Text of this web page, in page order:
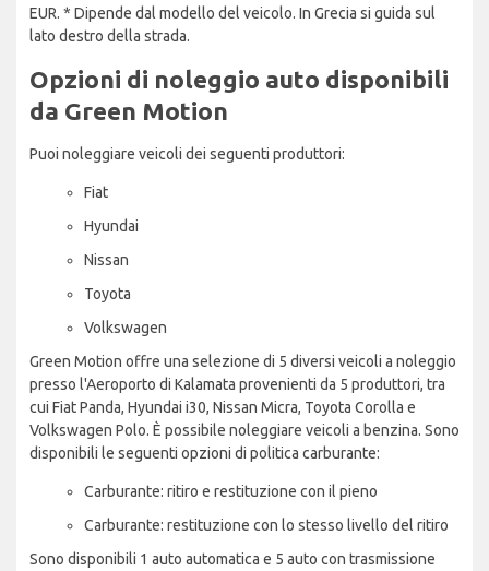
EUR. * Dipende dal modello del veicolo. In Grecia si guida sul
lato destro della strada.
Opzioni di noleggio auto disponibili
da Green Motion
Puoi noleggiare veicoli dei seguenti produttori:
Fiat
Hyundai
Nissan
Toyota
Volkswagen
Green Motion offre una selezione di 5 diversi veicoli a noleggio
presso l'Aeroporto di Kalamata provenienti da 5 produttori, tra
cui Fiat Panda, Hyundai i30, Nissan Micra, Toyota Corolla e
Volkswagen Polo. È possibile noleggiare veicoli a benzina. Sono
disponibili le seguenti opzioni di politica carburante:
Carburante: ritiro e restituzione con il pieno
Carburante: restituzione con lo stesso livello del ritiro
Sono disponibili 1 auto automatica e 5 auto con trasmissione